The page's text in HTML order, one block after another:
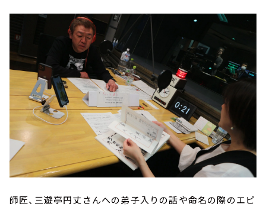
師匠、三遊亭円丈さんへの弟子入りの話や命名の際のエピ